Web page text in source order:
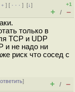
] [ · · ·][↓]
+1
+ / –
только в
TCP и UDP
и не надо ни
риск что сосед с
ответить]
+ / –